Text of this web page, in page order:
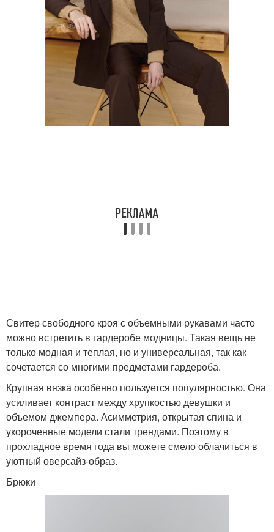
Свитер свободного кроя с объемными рукавами часто
можно встретить в гардеробе модницы. Такая вещь не
только модная и теплая, но и универсальная, так как
сочетается со многими предметами гардероба.
Крупная вязка особенно пользуется популярностью. Она
усиливает контраст между хрупкостью девушки и
объемом джемпера. Асимметрия, открытая спина и
укороченные модели стали трендами. Поэтому в
прохладное время года вы можете смело облачиться в
уютный оверсайз-образ.
Брюки